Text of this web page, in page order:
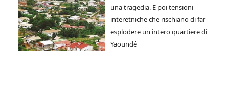
una tragedia. E poi tensioni
interetniche che rischiano di far
esplodere un intero quartiere di
Yaoundé